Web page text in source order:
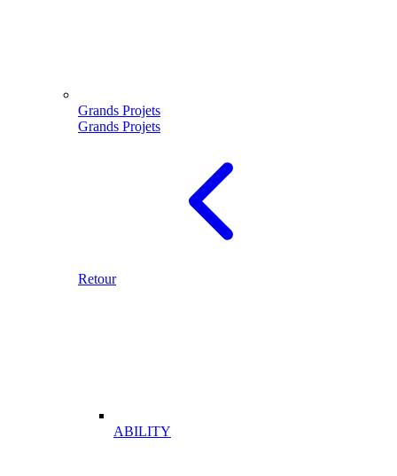
Grands Projets
Grands Projets
Retour
ABILITY